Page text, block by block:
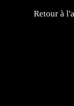
Retour à